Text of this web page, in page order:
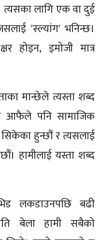
त्यसका लागि एक वा दुई
'स्ल्यांग' भनिन्छ।
होइन, इमोजी मात्र
मान्छेले त्यस्ता शब्द
आफैले पनि सामाजिक
हुन्छौं र त्यसलाई
हामीलाई यस्ता शब्द
लकडाउनपछि बढी
बेला हामी सबैको